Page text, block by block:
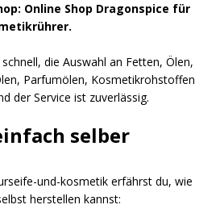
Online Shop Dragonspice für
die Auswahl an Fetten, Ölen,
Parfumölen, Kosmetikrohstoffen
der Service ist zuverlässig.
selber
und-kosmetik erfährst du, wie
herstellen kannst: